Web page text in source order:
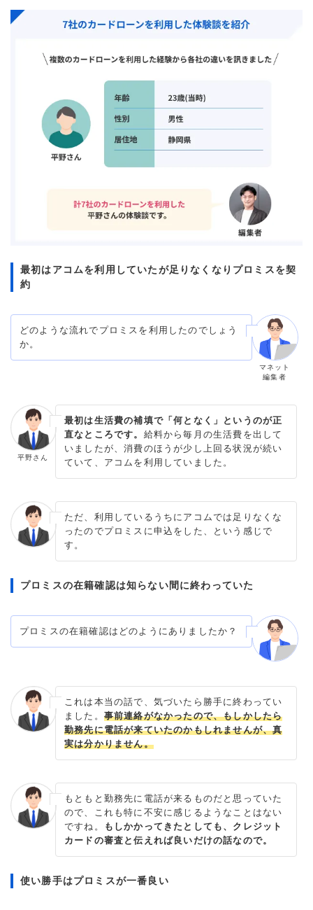
最初はアコムを利用していたが足りなくなりプロミスを契
約
どのような流れでプロミスを利用したのでしょう
か。
マネット
編集者
平野さん
最初は生活費の補填で「何となく」というのが正
直なところです。 給料から毎月の生活費を出して
いましたが、消費のほうが少し上回る状況が続い
ていて、アコムを利用していました。
ただ、利用しているうちにアコムでは足りなくな
ったのでプロミスに申込をした、という感じで
す。
プロミスの在籍確認は知らない間に終わっていた
プロミスの在籍確認はどのようにありましたか？
これは本当の話で、気づいたら勝手に終わってい
ました。 事前連絡がなかったので、もしかしたら
勤務先に電話が来ていたのかもしれませんが、真
実は分かりません。
もともと勤務先に電話が来るものだと思っていた
ので、これも特に不安に感じるようなことはない
ですね。
もしかかってきたとしても、クレジット
カードの審査と伝えれば良いだけの話なので。
使い勝手はプロミスが一番良い